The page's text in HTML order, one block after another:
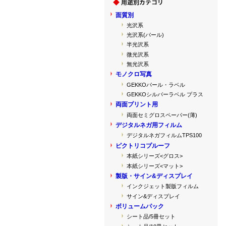
面質別
光沢系
光沢系(パール)
半光沢系
微光沢系
無光沢系
モノクロ写真
GEKKOパール・ラベル
GEKKOシルバーラベル プラス
両面プリント用
両面セミグロスペーパー(薄)
デジタルネガ用フィルム
デジタルネガフィルムTPS100
ピクトリコプルーフ
本紙シリーズ<グロス>
本紙シリーズ<マット>
製版・サイン&ディスプレイ
インクジェット製版フィルム
サイン&ディスプレイ
ボリュームパック
シート品/5冊セット